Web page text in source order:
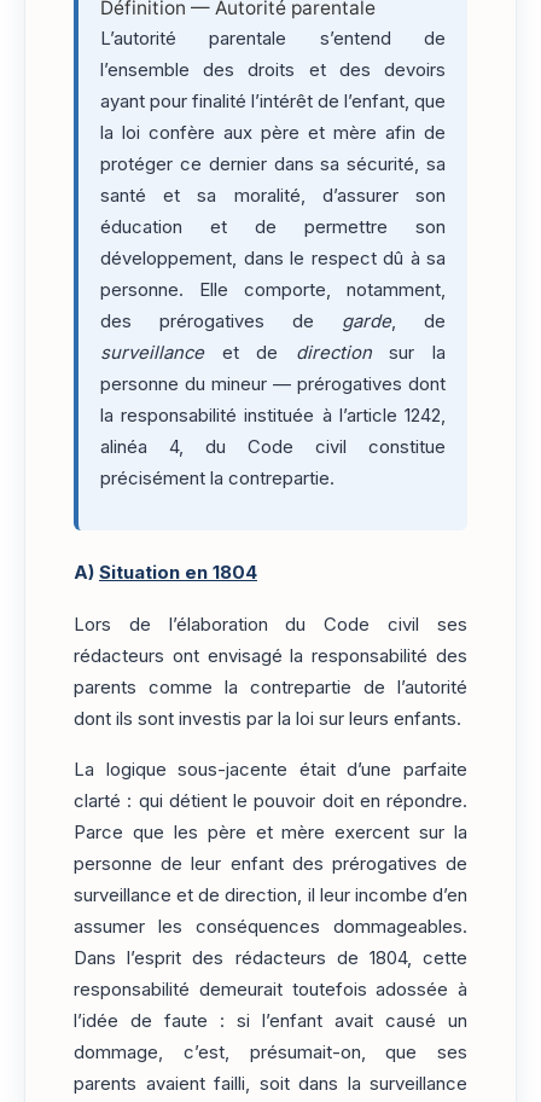
Définition — Autorité parentale
L’autorité parentale s’entend de
l’ensemble des droits et des devoirs
ayant pour finalité l’intérêt de l’enfant, que
la loi confère aux père et mère afin de
protéger ce dernier dans sa sécurité, sa
santé et sa moralité, d’assurer son
éducation et de permettre son
développement, dans le respect dû à sa
personne. Elle comporte, notamment,
des prérogatives de garde, de
surveillanceet de directionsur la
personne du mineur — prérogatives dont
la responsabilité instituée à l’article 1242,
alinéa 4, du Code civil constitue
précisément la contrepartie.
A) Situation en 1804
Lors de l’élaboration du Code civil ses
rédacteurs ont envisagé la responsabilité des
parents comme la contrepartie de l’autorité
dont ils sont investis par la loi sur leurs enfants.
La logique sous-jacente était d’une parfaite
clarté : qui détient le pouvoir doit en répondre.
Parce que les père et mère exercent sur la
personne de leur enfant des prérogatives de
surveillance et de direction, il leur incombe d’en
assumer les conséquences dommageables.
Dans l’esprit des rédacteurs de 1804, cette
responsabilité demeurait toutefois adossée à
l’idée de faute : si l’enfant avait causé un
dommage, c’est, présumait-on, que ses
parents avaient failli, soit dans la surveillance